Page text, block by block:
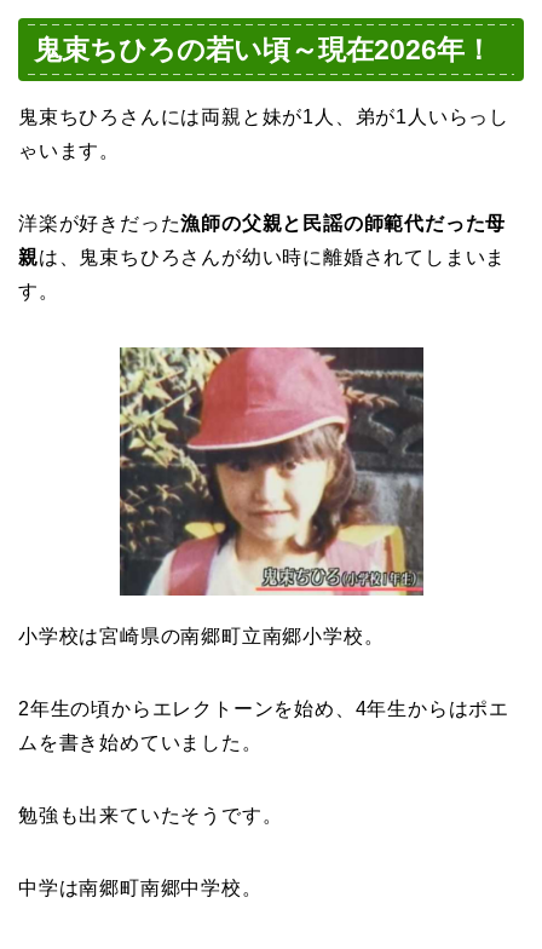
鬼束ちひろの若い頃～現在2026年！
鬼束ちひろさんには両親と妹が1人、弟が1人いらっし
ゃいます。
洋楽が好きだった漁師の父親と民謡の師範代だった母
親は、鬼束ちひろさんが幼い時に離婚されてしまいま
す。
小学校は宮崎県の南郷町立南郷小学校。
2年生の頃からエレクトーンを始め、4年生からはポエ
ムを書き始めていました。
勉強も出来ていたそうです。
中学は南郷町南郷中学校。